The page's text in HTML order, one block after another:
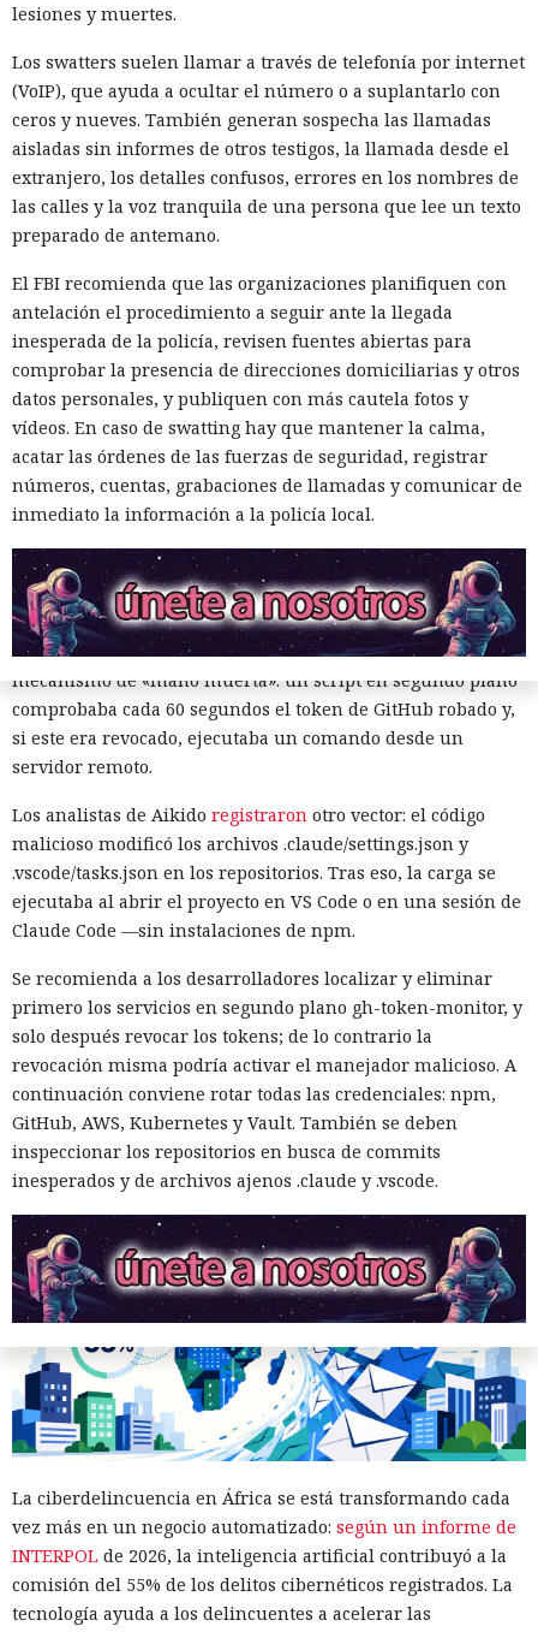
intencionadamente: muchas herramientas de seguridad
alto un runtime no estándar.
La carga principal buscaba tokens de npm y GitHub, claves
de AWS, secretos de Kubernetes y Vault, claves SSH y
archivos .env. En los servidores de GitHub Actions el código
malicioso leía la memoria del proceso directamente; así
obtenía secretos que nunca llegaban a archivos. Los datos
obtenida mediante un contrato inteligente en la red
Ethereum. Como canal alternativo se utilizaron repositorios
públicos de GitHub con la descripción «Shai-Hulud: Here We
Go Again» —Datadog contabilizó más de 1300.
Los tokens de npm robados se emplearon de inmediato: el
código malicioso descargaba paquetes accesibles, les
insertaba el mismo script, aumentaba la versión y los
publicaba de nuevo en el registro. Así el ataque se convirtió
en un gusano autorreplicante. Los analistas determinaron
que en la base estaba el código de la familia Mini Shai-
Hulud, publicado previamente en acceso público.
Los especialistas de Socket ademásdetectaronun
mecanismo de «mano muerta»: un script en segundo plano
comprobaba cada 60 segundos el token de GitHub robado y,
si este era revocado, ejecutaba un comando desde un
servidor remoto.
Los analistas de Aikido registraron otro vector: el código
malicioso modificó los archivos .claude/settings.json y
.vscode/tasks.json en los repositorios. Tras eso, la carga se
ejecutaba al abrir el proyecto en VS Code o en una sesión de
Claude Code —sin instalaciones de npm.
Se recomienda a los desarrolladores localizar y eliminar
primero los servicios en segundo plano gh-token-monitor, y
solo después revocar los tokens; de lo contrario la
revocación misma podría activar el manejador malicioso. A
continuación conviene rotar todas las credenciales: npm,
GitHub, AWS, Kubernetes y Vault. También se deben
inspeccionar los repositorios en busca de commits
inesperados y de archivos ajenos .claude y .vscode.
Respuestas engañosas:
ChatGPT y Gemini cada vez más
llevan a usuarios directo a
estafadores
lesiones y muertes.
Los swatters suelen llamar a través de telefonía por internet
(VoIP), que ayuda a ocultar el número o a suplantarlo con
ceros y nueves. También generan sospecha las llamadas
aisladas sin informes de otros testigos, la llamada desde el
extranjero, los detalles confusos, errores en los nombres de
las calles y la voz tranquila de una persona que lee un texto
preparado de antemano.
El FBI recomienda que las organizaciones planifiquen con
antelación el procedimiento a seguir ante la llegada
inesperada de la policía, revisen fuentes abiertas para
comprobar la presencia de direcciones domiciliarias y otros
datos personales, y publiquen con más cautela fotos y
vídeos. En caso de swatting hay que mantener la calma,
acatar las órdenes de las fuerzas de seguridad, registrar
números, cuentas, grabaciones de llamadas y comunicar de
inmediato la información a la policía local.
Robar a empresas se vuelve más
fácil: hackers africanos usan IA
para enviar correos masivos
10:35 / 06.08.2026
Las pérdidas financieras crecen más rápido que la
capacidad de las fuerzas del orden
La ciberdelincuencia en África se está transformando cada
vez más en un negocio automatizado: según un informe de
INTERPOL de 2026, la inteligencia artificial contribuyó a la
comisión del 55% de los delitos cibernéticos registrados. La
tecnología ayuda a los delincuentes a acelerar las